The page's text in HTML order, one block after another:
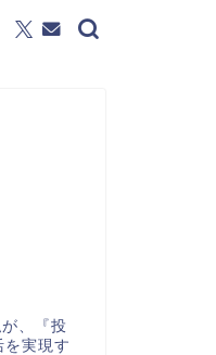
、『投
実現す